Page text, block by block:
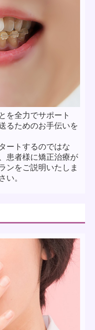
を全力でサポート
るためのお手伝いを
ートするのではな
患者様に矯正治療が
ンをご説明いたしま
い。